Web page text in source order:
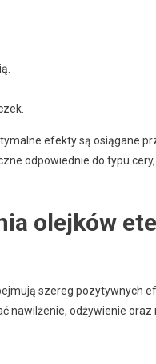
efekty są osiągane
odpowiednie do typu
olejków
szereg pozytywnych
nawilżenie, odżywienie oraz